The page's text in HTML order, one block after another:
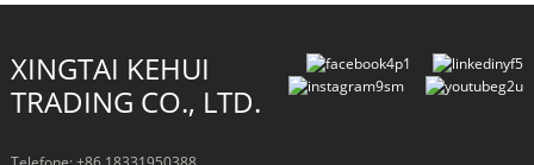
XINGTAI KEHUI
TRADING CO., LTD.